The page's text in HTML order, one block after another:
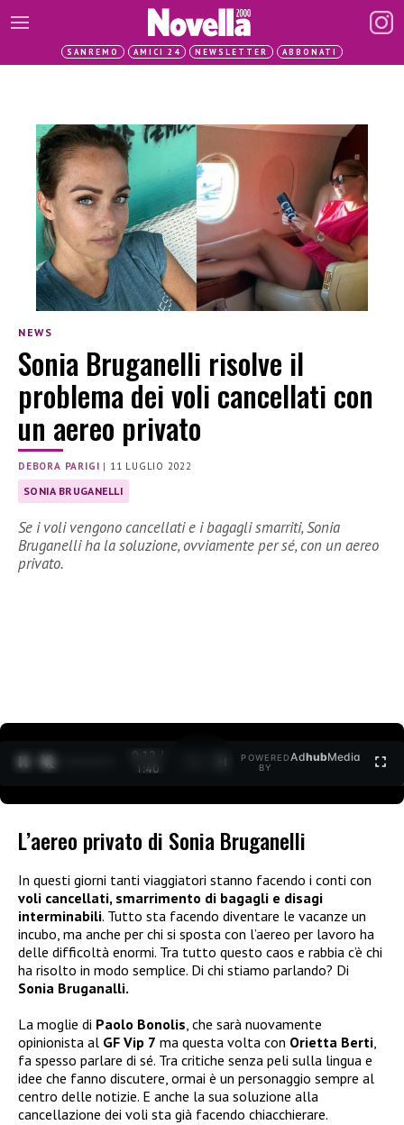
SANREMO AMICI 24 NEWSLETTER ABBONATI
NEWS
Sonia Bruganelli risolve il
problema dei voli cancellati con
un aereo privato
DEBORA PARIGI | 11 LUGLIO 2022
SONIA BRUGANELLI
Se i voli vengono cancellati e i bagagli smarriti, Sonia
Bruganelli ha la soluzione, ovviamente per sé, con un aereo
privato.
0:13 /
1:40
POWERED
BY
AdhubMedia
L’aereo privato di Sonia Bruganelli
In questi giorni tanti viaggiatori stanno facendo i conti con
voli cancellati, smarrimento di bagagli e disagi
interminabili. Tutto sta facendo diventare le vacanze un
incubo, ma anche per chi si sposta con l’aereo per lavoro ha
delle difficoltà enormi. Tra tutto questo caos e rabbia c’è chi
ha risolto in modo semplice. Di chi stiamo parlando? Di
Sonia Bruganalli.
La moglie di Paolo Bonolis, che sarà nuovamente
opinionista al GF Vip 7 ma questa volta con Orietta Berti,
fa spesso parlare di sé. Tra critiche senza peli sulla lingua e
idee che fanno discutere, ormai è un personaggio sempre al
centro delle notizie. E anche la sua soluzione alla
cancellazione dei voli sta già facendo chiacchierare.